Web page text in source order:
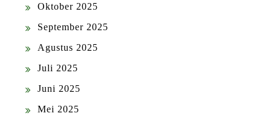
Oktober 2025
September 2025
Agustus 2025
Juli 2025
Juni 2025
Mei 2025